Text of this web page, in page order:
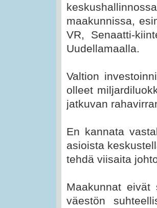
maakunnissa,
VR, Senaatti-
Uudellamaalla.
Valtion
olleet
jatkuvan
En kannata
asioista
tehdä viisaita
Maakunnat eivät
väestön